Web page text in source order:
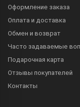
Оформление заказа
Оплата и доставка
Обмен и возврат
Часто задаваемые
Подарочная карта
Отзывы покупателей
Контакты